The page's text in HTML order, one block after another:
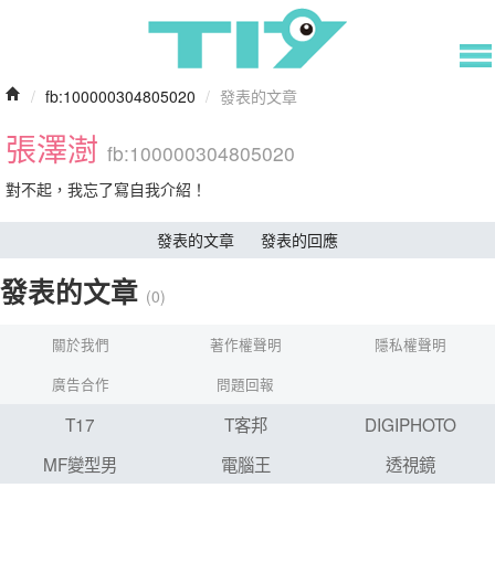
/ fb:100000304805020 / 發表的文章
張澤澍 fb:100000304805020
對不起，我忘了寫自我介紹！
發表的文章 發表的回應
發表的文章 (0)
關於我們 著作權聲明
隱私權聲明
廣告合作
問題回報
T17 T客邦
DIGIPHOTO
MF變型男
電腦王 透視鏡